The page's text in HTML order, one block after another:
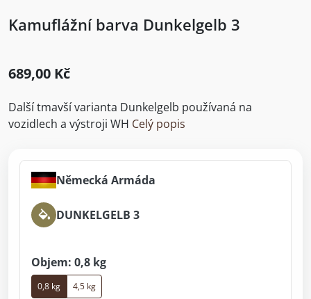
Kamuflážní barva Dunkelgelb 3
689,00 Kč
Další tmavší varianta Dunkelgelb používaná na
vozidlech a výstroji WH Celý popis
Německá Armáda
DUNKELGELB 3
Objem: 0,8 kg
0,8 kg 4,5 kg